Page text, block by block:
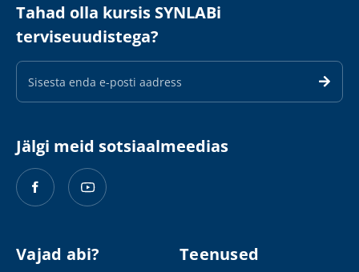
Tahad olla kursis SYNLABi
terviseuudistega?
E-
maili
aadress
Jälgi meid sotsiaalmeedias
Vajad abi? Teenused